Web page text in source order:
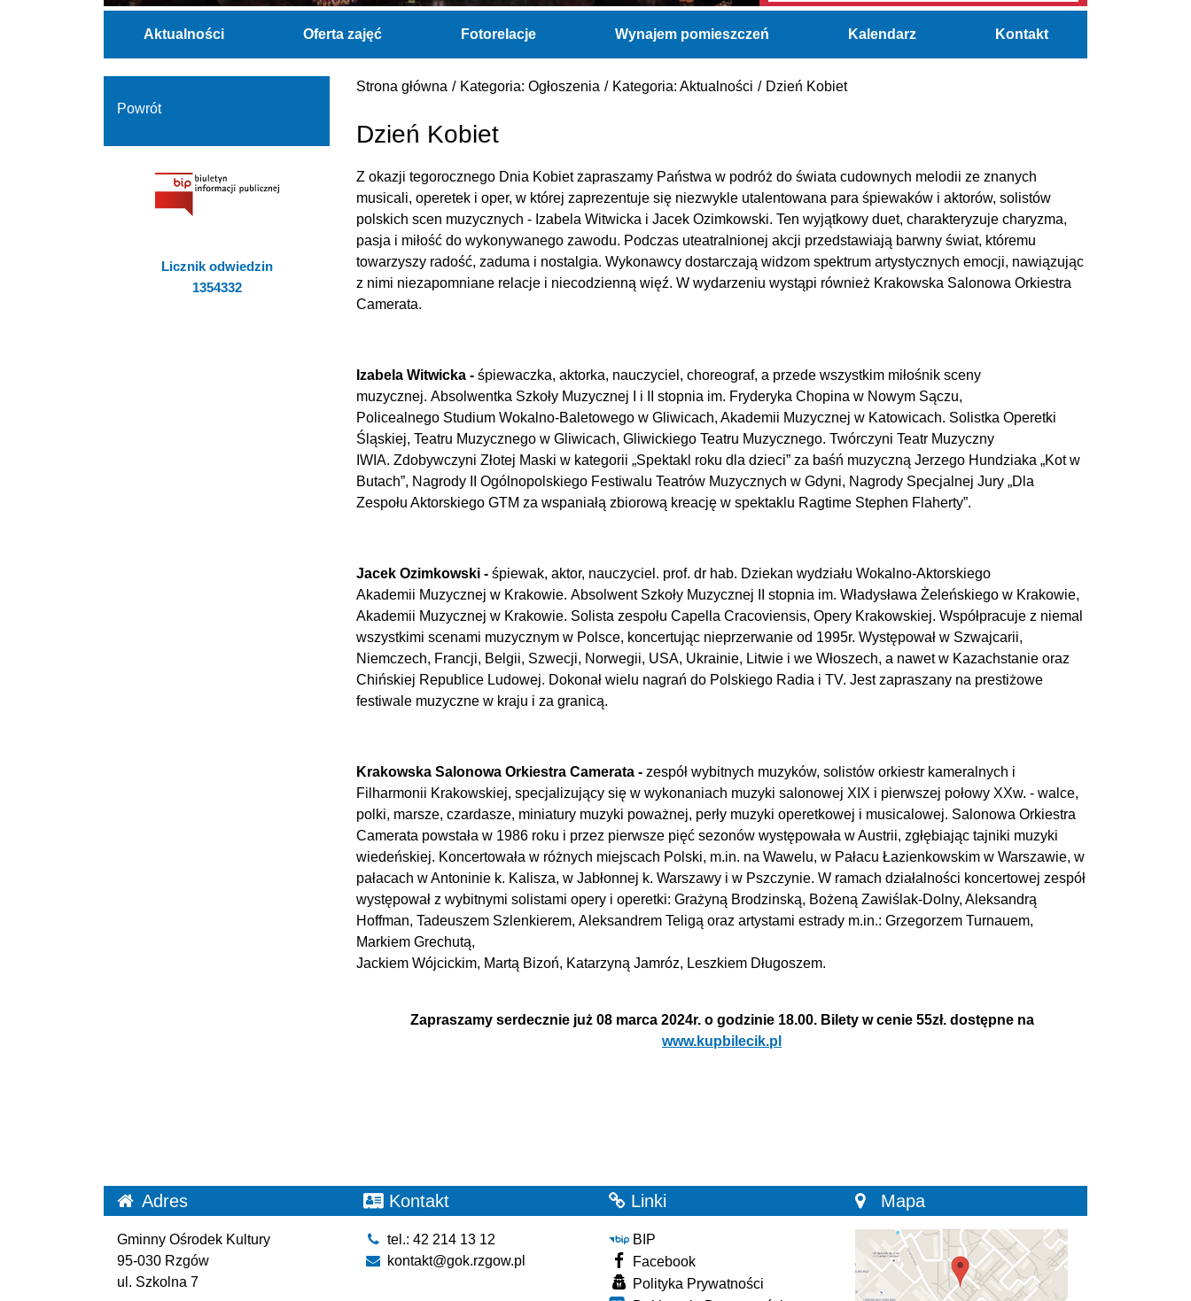
Aktualności Oferta zajęć Fotorelacje Wynajem pomieszczeń Kalendarz Kontakt
Strona główna Kategoria: Ogłoszenia Kategoria: Aktualności Dzień Kobiet
Dzień Kobiet
Z okazji tegorocznego Dnia Kobiet zapraszamy Państwa w podróż do świata cudownych melodii ze znanych
musicali, operetek i oper, w której zaprezentuje się niezwykle utalentowana para śpiewaków i aktorów, solistów
polskich scen muzycznych - Izabela Witwicka i Jacek Ozimkowski. Ten wyjątkowy duet, charakteryzuje charyzma,
pasja i miłość do wykonywanego zawodu. Podczas uteatralnionej akcji przedstawiają barwny świat, któremu
towarzyszy radość, zaduma i nostalgia. Wykonawcy dostarczają widzom spektrum artystycznych emocji, nawiązując
z nimi niezapomniane relacje i niecodzienną więź. W wydarzeniu wystąpi również Krakowska Salonowa Orkiestra
Camerata.
Izabela Witwicka - śpiewaczka, aktorka, nauczyciel, choreograf, a przede wszystkim miłośnik sceny
muzycznej. Absolwentka Szkoły Muzycznej I i II stopnia im. Fryderyka Chopina w Nowym Sączu,
Policealnego Studium Wokalno-Baletowego w Gliwicach, Akademii Muzycznej w Katowicach. Solistka Operetki
Śląskiej, Teatru Muzycznego w Gliwicach, Gliwickiego Teatru Muzycznego. Twórczyni Teatr Muzyczny
IWIA. Zdobywczyni Złotej Maski w kategorii „Spektakl roku dla dzieci” za baśń muzyczną Jerzego Hundziaka „Kot w
Butach”, Nagrody II Ogólnopolskiego Festiwalu Teatrów Muzycznych w Gdyni, Nagrody Specjalnej Jury „Dla
Zespołu Aktorskiego GTM za wspaniałą zbiorową kreację w spektaklu Ragtime Stephen Flaherty”.
Jacek Ozimkowski - śpiewak, aktor, nauczyciel. prof. dr hab. Dziekan wydziału Wokalno-Aktorskiego
Akademii Muzycznej w Krakowie. Absolwent Szkoły Muzycznej II stopnia im. Władysława Żeleńskiego w Krakowie,
Akademii Muzycznej w Krakowie. Solista zespołu Capella Cracoviensis, Opery Krakowskiej. Współpracuje z niemal
wszystkimi scenami muzycznym w Polsce, koncertując nieprzerwanie od 1995r. Występował w Szwajcarii,
Niemczech, Francji, Belgii, Szwecji, Norwegii, USA, Ukrainie, Litwie i we Włoszech, a nawet w Kazachstanie oraz
Chińskiej Republice Ludowej. Dokonał wielu nagrań do Polskiego Radia i TV. Jest zapraszany na prestiżowe
festiwale muzyczne w kraju i za granicą.
Krakowska Salonowa Orkiestra Camerata - zespół wybitnych muzyków, solistów orkiestr kameralnych i
Filharmonii Krakowskiej, specjalizujący się w wykonaniach muzyki salonowej XIX i pierwszej połowy XXw. - walce,
polki, marsze, czardasze, miniatury muzyki poważnej, perły muzyki operetkowej i musicalowej. Salonowa Orkiestra
Camerata powstała w 1986 roku i przez pierwsze pięć sezonów występowała w Austrii, zgłębiając tajniki muzyki
wiedeńskiej. Koncertowała w różnych miejscach Polski, m.in. na Wawelu, w Pałacu Łazienkowskim w Warszawie, w
pałacach w Antoninie k. Kalisza, w Jabłonnej k. Warszawy i w Pszczynie. W ramach działalności koncertowej zespół
występował z wybitnymi solistami opery i operetki: Grażyną Brodzinską, Bożeną Zawiślak-Dolny, Aleksandrą
Hoffman, Tadeuszem Szlenkierem, Aleksandrem Teligą oraz artystami estrady m.in.: Grzegorzem Turnauem,
Markiem Grechutą,
Jackiem Wójcickim, Martą Bizoń, Katarzyną Jamróz, Leszkiem Długoszem.
Zapraszamy serdecznie już 08 marca 2024r. o godzinie 18.00. Bilety w cenie 55zł. dostępne na
www.kupbilecik.pl
Powrót
Licznik odwiedzin
1354332
Adres
Gminny Ośrodek Kultury
95-030 Rzgów
ul. Szkolna 7
Kontakt
tel.: 42 214 13 12
kontakt@gok.rzgow.pl
Linki
BIP
Facebook
Polityka Prywatności
Mapa